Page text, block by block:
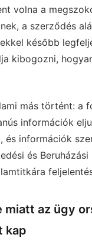
volna a
a szerződés
később
kibogozni,
más történt: a
információk
és információk
és
miatt az ügy
kap